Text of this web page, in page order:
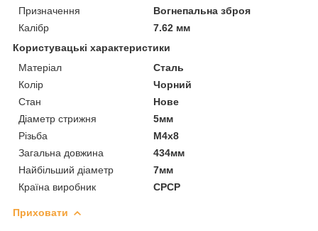
Призначення
Вогнепальна зброя
Калібр
7.62 мм
Користувацькі характеристики
Матеріал
Сталь
Колір
Чорний
Стан
Нове
Діаметр стрижня
5мм
Різьба
М4х8
Загальна довжина
434мм
Найбільший діаметр
7мм
Країна виробник
СРСР
Приховати